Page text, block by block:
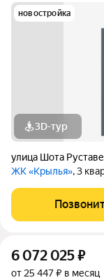
новостройка
3D-тур
улица Шота
ЖК «Крылья», 3
6 072 025₽
от 25 447 ₽ в месяц